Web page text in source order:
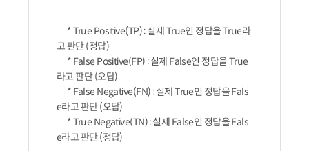
고 판단 (정답)
라고 판단 (오답)
e라고 판단 (오답)
e라고 판단 (정답)